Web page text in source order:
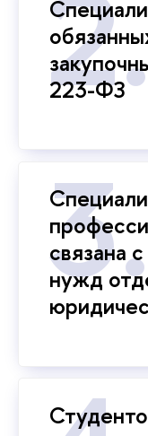
223-ФЗ
связана
нужд